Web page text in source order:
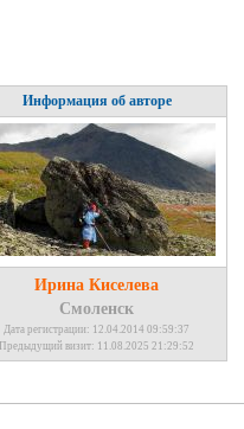
Информация об авторе
Ирина Киселева
Смоленск
Дата регистрации: 12.04.2014 09:59:37
Предыдущий визит: 11.08.2025 21:29:52